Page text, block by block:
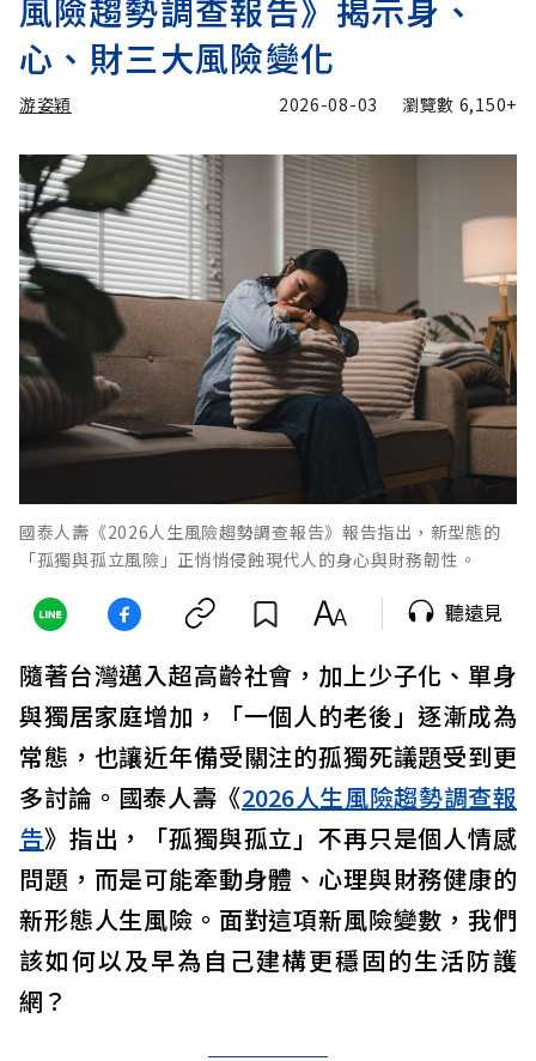
風險趨勢調查報告》揭示身、
心、財三大風險變化
游姿穎 2026-08-03 瀏覽數 6,150+
國泰人壽《2026人生風險趨勢調查報告》報告指出，新型態的
「孤獨與孤立風險」正悄悄侵蝕現代人的身心與財務韌性。
聽遠見
隨著台灣邁入超高齡社會，加上少子化、單身
與獨居家庭增加，「一個人的老後」逐漸成為
常態，也讓近年備受關注的孤獨死議題受到更
多討論。國泰人壽《2026人生風險趨勢調查報
告》指出，「孤獨與孤立」不再只是個人情感
問題，而是可能牽動身體、心理與財務健康的
新形態人生風險。面對這項新風險變數，我們
該如何以及早為自己建構更穩固的生活防護
網？